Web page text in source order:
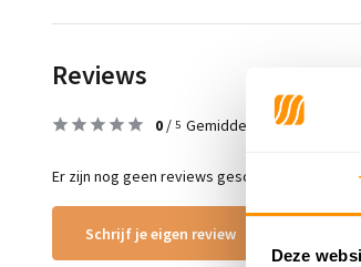
Deze
Reviews
0 / 5 Gemiddelde uit 0
Er zijn nog geen reviews geschreven over dit
Schrijf je eigen review